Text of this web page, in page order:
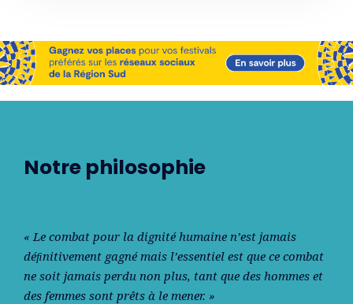
Notre philosophie
« Le combat pour la dignité humaine n’est jamais
déﬁnitivement gagné mais l’essentiel est que ce combat
ne soit jamais perdu non plus, tant que des hommes et
des femmes sont prêts à le mener. »